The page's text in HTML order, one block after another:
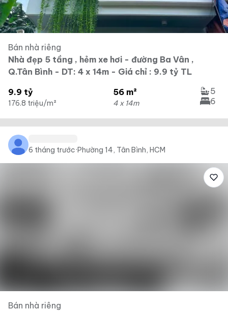
Bán nhà riêng
Nhà đẹp 5 tầng , hẻm xe hơi - đường Ba Vân ,
Q.Tân Bình - DT: 4 x 14m - Giá chỉ : 9.9 tỷ TL
9.9 tỷ
176.8 triệu/m²
56 m²
4 x 14m
5
6
6 tháng trước·Phường 14, Tân Bình, HCM
Bán nhà riêng